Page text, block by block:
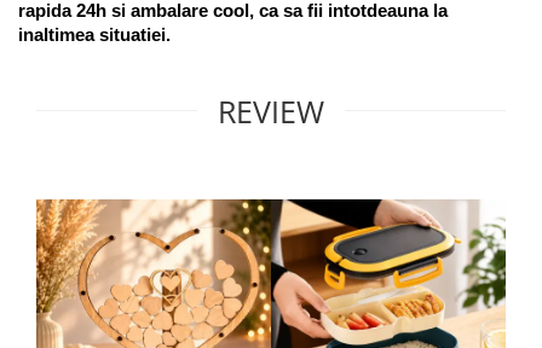
rapida 24h si ambalare cool, ca sa fii intotdeauna la
inaltimea situatiei.
REVIEW